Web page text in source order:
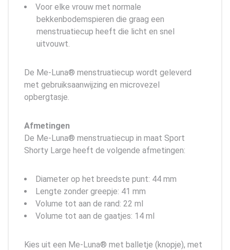
Voor elke vrouw met normale
bekkenbodemspieren die graag een
menstruatiecup heeft die licht en snel
uitvouwt.
De Me-Luna® menstruatiecup wordt geleverd
met gebruiksaanwijzing en microvezel
opbergtasje.
Afmetingen
De Me-Luna® menstruatiecup in maat Sport
Shorty Large heeft de volgende afmetingen:
Diameter op het breedste punt: 44 mm
Lengte zonder greepje: 41 mm
Volume tot aan de rand: 22 ml
Volume tot aan de gaatjes: 14 ml
Kies uit een Me-Luna® met balletje (knopje), met